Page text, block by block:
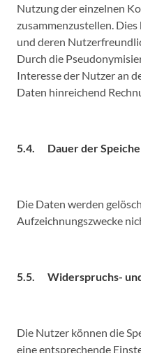
Nutzung der einzelnen
zusammenzustellen.
und deren
Durch die
Interesse der Nutzer an
Daten hinreichend
5.4. Dauer der
Die Daten werden
Aufzeichnungszwecke
5.5. Widerspruchs-
Die Nutzer können die
eine entsprechende